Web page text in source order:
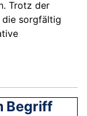
Trotz der
die sorgfältig
Begriff